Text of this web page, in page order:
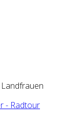
- Radtour